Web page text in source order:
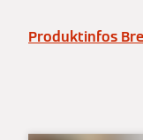
Produktinfos